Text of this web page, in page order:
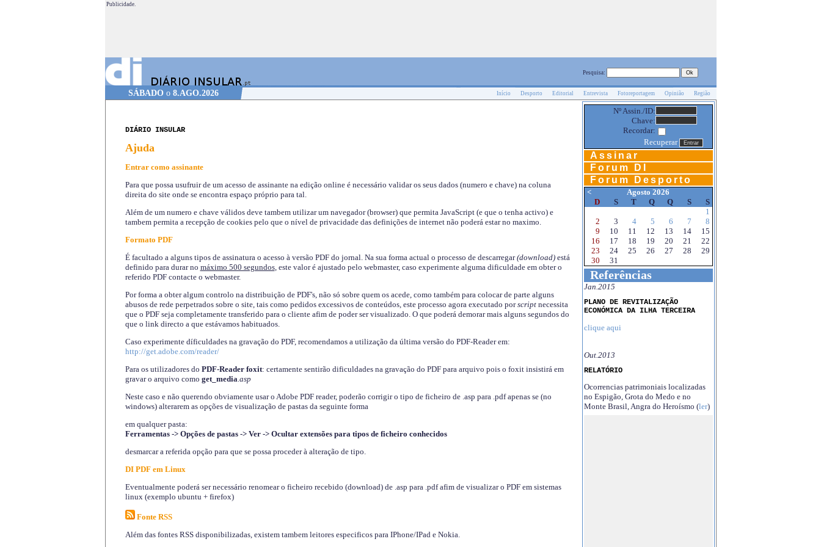
Publicidade.
Pesquisa:
SÁBADO o 8.AGO.2026 Início Desporto Editorial Entrevista Fotoreportagem Opinião Região
DIÁRIO INSULAR
Ajuda
Entrar como assinante
Para que possa usufruir de um acesso de assinante na edição online é necessário validar os seus dados (numero e chave) na coluna
direita do site onde se encontra espaço próprio para tal.
Além de um numero e chave válidos deve tambem utilizar um navegador (browser) que permita JavaScript (e que o tenha activo) e
tambem permita a recepção de cookies pelo que o nível de privacidade das definições de internet não poderá estar no maximo.
Formato PDF
É facultado a alguns tipos de assinatura o acesso à versão PDF do jornal. Na sua forma actual o processo de descarregar(download)está
definido para durar no máximo 500 segundos, este valor é ajustado pelo webmaster, caso experimente alguma dificuldade em obter o
referido PDF contacte o webmaster.
Por forma a obter algum controlo na distribuição de PDF's, não só sobre quem os acede, como também para colocar de parte alguns
abusos de rede perpetrados sobre o site, tais como pedidos excessivos de conteúdos, este processo agora executado porscriptnecessita
que o PDF seja completamente transferido para o cliente afim de poder ser visualizado. O que poderá demorar mais alguns segundos do
que o link directo a que estávamos habituados.
Caso experimente díficuldades na gravação do PDF, recomendamos a utilização da última versão do PDF-Reader em:
http://get.adobe.com/reader/
Para os utilizadores do PDF-Reader foxit: certamente sentirão dificuldades na gravação do PDF para arquivo pois o foxit insistirá em
gravar o arquivo como get_media.asp
Neste caso e não querendo obviamente usar o Adobe PDF reader, poderão corrigir o tipo de ficheiro de .asp para .pdf apenas se (no
windows) alterarem as opções de visualização de pastas da seguinte forma
em qualquer pasta:
Ferramentas -> Opções de pastas -> Ver -> Ocultar extensões para tipos de ficheiro conhecidos
desmarcar a referida opção para que se possa proceder à alteração de tipo.
DI PDF em Linux
Eventualmente poderá ser necessário renomear o ficheiro recebido (download) de .asp para .pdf afim de visualizar o PDF em sistemas
linux (exemplo ubuntu + firefox)
Fonte RSS
Além das fontes RSS disponibilizadas, existem tambem leitores especificos para IPhone/IPad e Nokia.
Nº Assin./ID:
Chave:
Recordar:
Recuperar
Assinar
Forum DI
Forum Desporto
<
Agosto 2026
D
S T Q Q S
S
1
2
3 4 5 6 7
8
9
10 11 12 13 14
15
16
17 18 19 20 21
22
23
24 25 26 27 28
29
30
31
Referências
Jan.2015
PLANO DE REVITALIZAÇÃO
ECONÓMICA DA ILHA TERCEIRA
clique aqui
Out.2013
RELATÓRIO
Ocorrencias patrimoniais localizadas
no Espigão, Grota do Medo e no
Monte Brasil, Angra do Heroísmo (ler)